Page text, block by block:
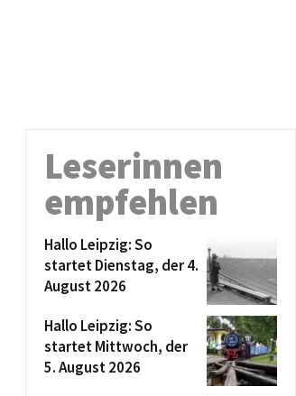
Leserinnen
empfehlen
Hallo Leipzig: So
startet Dienstag, der 4.
August 2026
Hallo Leipzig: So
startet Mittwoch, der
5. August 2026